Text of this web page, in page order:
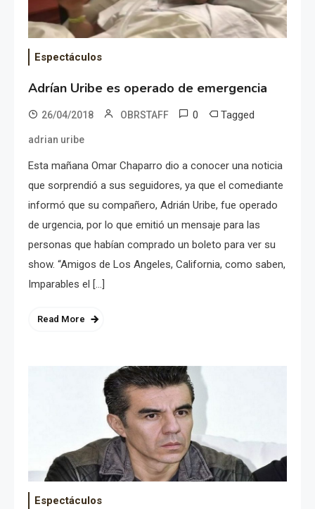
Espectáculos
Adrían Uribe es operado de emergencia
26/04/2018 OBRSTAFF 0 Tagged
adrian uribe
Esta mañana Omar Chaparro dio a conocer una noticia
que sorprendió a sus seguidores, ya que el comediante
informó que su compañero, Adrián Uribe, fue operado
de urgencia, por lo que emitió un mensaje para las
personas que habían comprado un boleto para ver su
show. “Amigos de Los Angeles, California, como saben,
Imparables el […]
Read More
Espectáculos